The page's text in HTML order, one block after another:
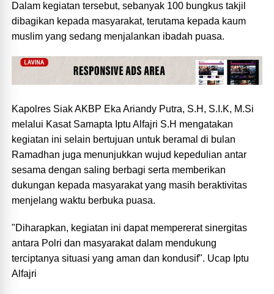
Dalam kegiatan tersebut, sebanyak 100 bungkus takjil
dibagikan kepada masyarakat, terutama kepada kaum
muslim yang sedang menjalankan ibadah puasa.
Kapolres Siak AKBP Eka Ariandy Putra, S.H, S.I.K, M.Si
melalui Kasat Samapta Iptu Alfajri S.H mengatakan
kegiatan ini selain bertujuan untuk beramal di bulan
Ramadhan juga menunjukkan wujud kepedulian antar
sesama dengan saling berbagi serta memberikan
dukungan kepada masyarakat yang masih beraktivitas
menjelang waktu berbuka puasa.
"Diharapkan, kegiatan ini dapat mempererat sinergitas
antara Polri dan masyarakat dalam mendukung
terciptanya situasi yang aman dan kondusif". Ucap Iptu
Alfajri